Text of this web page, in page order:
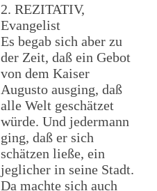
2. REZITATIV,
Evangelist
Es begab sich aber zu
der Zeit, daß ein Gebot
von dem Kaiser
Augusto ausging, daß
alle Welt geschätzet
würde. Und jedermann
ging, daß er sich
schätzen ließe, ein
jeglicher in seine Stadt.
Da machte sich auch